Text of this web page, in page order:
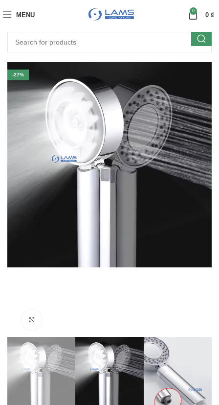
MENU
0
0 ₫
-27%